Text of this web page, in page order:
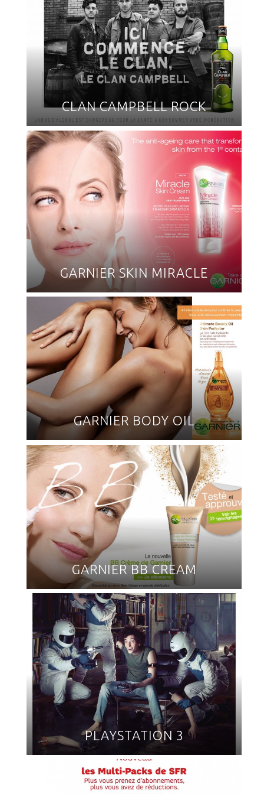
CLAN CAMPBELL ROCK
GARNIER SKIN MIRACLE
GARNIER BODY OIL
GARNIER BB CREAM
PLAYSTATION 3